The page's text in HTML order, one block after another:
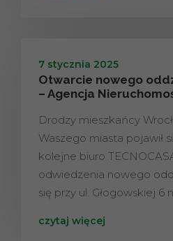
7 stycznia 2025
Otwarcie nowego
– Agencja
Drodzy mieszkańcy
Waszego miasta pojawił
kolejne biuro
odwiedzenia nowego
się przy ul. Głogowskiej 6
czytaj więcej